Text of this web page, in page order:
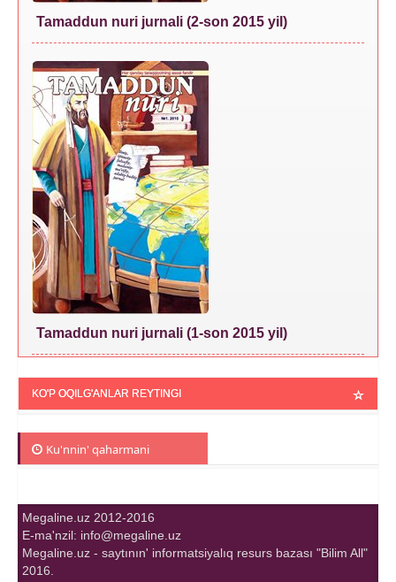
Tamaddun nuri jurnali (2-son 2015 yil)
Tamaddun nuri jurnali (1-son 2015 yil)
KO'P OQILG'ANLAR REYTINGI
Ku'nnin' qaharmani
Megaline.uz 2012-2016
E-ma'nzil: info@megaline.uz
Megaline.uz - saytının' informatsiyalıq resurs bazası "Bilim All"
2016.